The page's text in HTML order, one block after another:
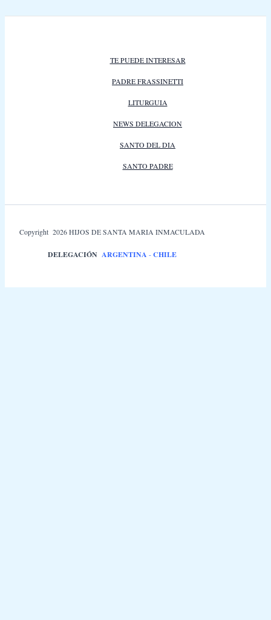
TE PUEDE INTERESAR
PADRE FRASSINETTI
LITURGUIA
NEWS DELEGACION
SANTO DEL DIA
SANTO PADRE
Copyright 2026 HIJOS DE SANTA MARIA INMACULADA
DELEGACIÓN ARGENTINA -CHILE